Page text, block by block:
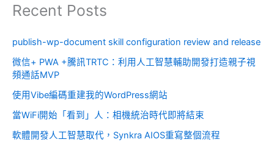
Recent Posts
publish-wp-document skill configuration review and release
微信+ PWA +騰訊TRTC：利用人工智慧輔助開發打造親子視
頻通話MVP
使用Vibe編碼重建我的WordPress網站
當WiFi開始「看到」人：相機統治時代即將結束
軟體開發人工智慧取代，Synkra AIOS重寫整個流程